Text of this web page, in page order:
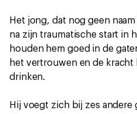
Het jong, dat nog geen
na zijn traumatische start in
houden hem goed in de
het vertrouwen en de
drinken.
Hij voegt zich bij zes andere